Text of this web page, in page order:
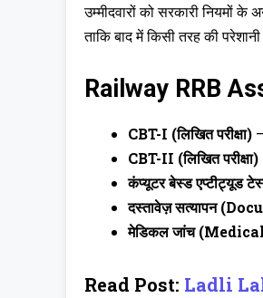
उम्मीदवारों को सरकारी नियमों
ताकि बाद में किसी तरह की
Railway RRB
CBT-I (लिखित परीक्षा)
CBT-II (लिखित परीक्षा)
कंप्यूटर बेस्ड एप्टीट्यूड
दस्तावेज़ सत्यापन
मेडिकल जांच
Read Post: Ladli